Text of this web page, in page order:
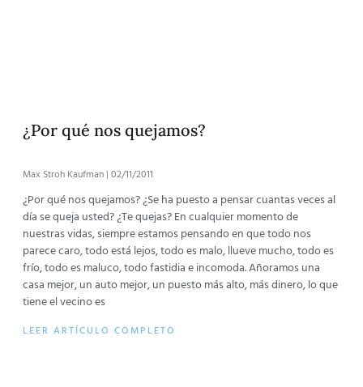
¿Por qué nos quejamos?
Max Stroh Kaufman 02/11/2011
¿Por qué nos quejamos? ¿Se ha puesto a pensar cuantas veces al
día se queja usted? ¿Te quejas? En cualquier momento de
nuestras vidas, siempre estamos pensando en que todo nos
parece caro, todo está lejos, todo es malo, llueve mucho, todo es
frío, todo es maluco, todo fastidia e incomoda. Añoramos una
casa mejor, un auto mejor, un puesto más alto, más dinero, lo que
tiene el vecino es
LEER ARTÍCULO COMPLETO